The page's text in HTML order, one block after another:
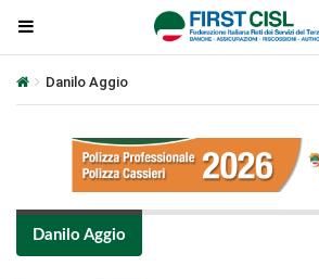
Danilo Aggio
Danilo Aggio